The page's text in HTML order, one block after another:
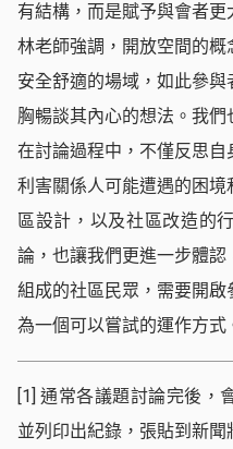
有結構，而是賦予與會者更
林老師強調，開放空間的
安全舒適的場域，如此參
胸暢談其內心的想法。我
在討論過程中，不僅反思
利害關係人可能遭遇的困
區設計，以及社區改造的
論，也讓我們更進一步體
組成的社區民眾，需要開
為一個可以嘗試的運作方式
[1] 通常各議題討論完後，
並列印出紀錄，張貼到新聞